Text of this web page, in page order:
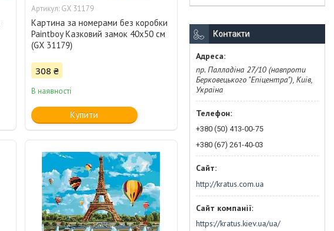
GX 31179
Картина за номерами без коробки
Paintboy Казковий замок 40х50 см
(GX 31179)
308 ₴
В наявності
Купити
Контакти
пр. Палладіна 27/10 (навпроти
Берковецького "Епіцентра"), Київ,
Україна
+380 (50) 413-00-75
+380 (67) 261-40-03
http://kratus.com.ua
https://kratus.kiev.ua/ua/